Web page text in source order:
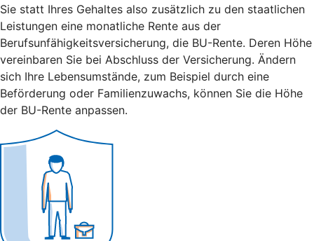
Sie statt Ihres Gehaltes also zusätzlich zu den staatlichen
Leistungen eine monatliche Rente aus der
Berufsunfähigkeitsversicherung, die BU-Rente. Deren Höhe
vereinbaren Sie bei Abschluss der Versicherung. Ändern
sich Ihre Lebensumstände, zum Beispiel durch eine
Beförderung oder Familienzuwachs, können Sie die Höhe
der BU-Rente anpassen.